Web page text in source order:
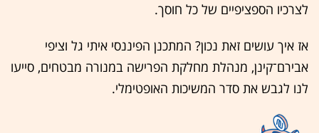
לצרכיו הספציפיים של כל חוסך.
אז איך עושים זאת נכון? המתכנן הפיננסי איתי גל וציפי
אבירם־קינן, מנהלת מחלקת הפרישה במנורה מבטחים, סייעו
לנו לגבש את סדר המשיכות האופטימלי.